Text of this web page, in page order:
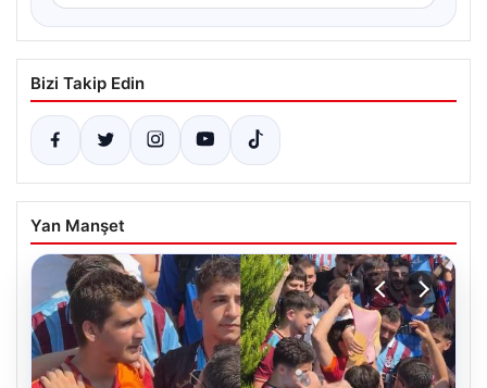
Bizi Takip Edin
Yan Manşet